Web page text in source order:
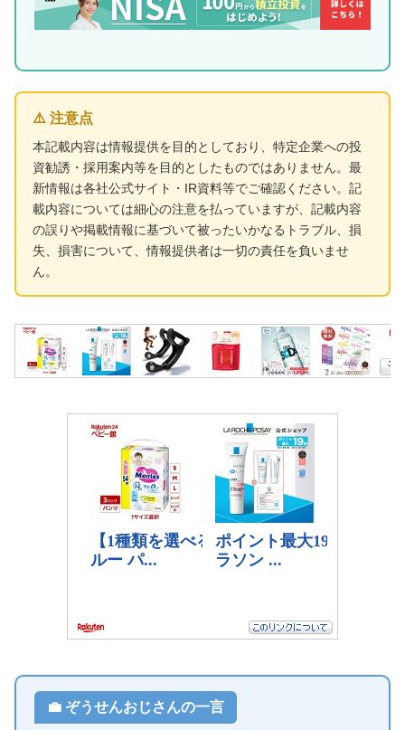
⚠️ 注意点
本記載内容は情報提供を目的としており、特定企業への投
資勧誘・採用案内等を目的としたものではありません。最
新情報は各社公式サイト・IR資料等でご確認ください。記
載内容については細心の注意を払っていますが、記載内容
の誤りや掲載情報に基づいて被ったいかなるトラブル、損
失、損害について、情報提供者は一切の責任を負いませ
ん。
💼 ぞうせんおじさんの一言